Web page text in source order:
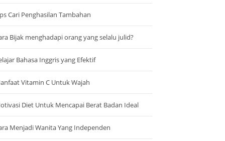
Cari Penghasilan Tambahan
Bijak menghadapi orang yang selalu julid?
Bahasa Inggris yang Efektif
Vitamin C Untuk Wajah
Diet Untuk Mencapai Berat Badan Ideal
Menjadi Wanita Yang Independen